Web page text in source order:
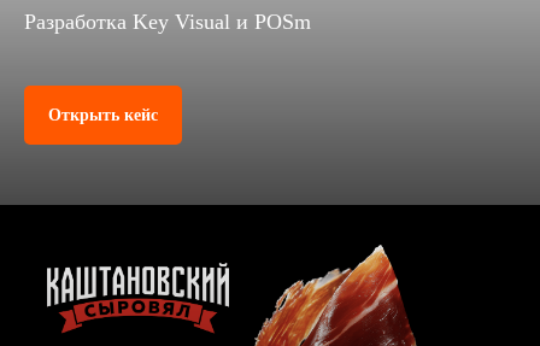
Разработка Key Visual и POSm
Открыть кейс